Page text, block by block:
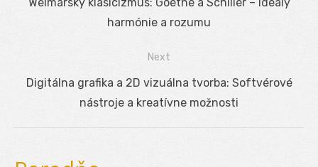
harmónie a rozumu
Next
Next
Digitálna grafika a 2D vizuálna tvorba: Softvérové
nástroje a kreatívne možnosti